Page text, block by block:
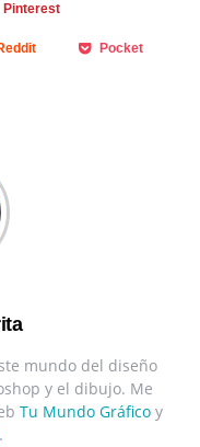
Pinterest
Pocket
mundo del diseño
y el dibujo. Me
Tu Mundo Gráficoy